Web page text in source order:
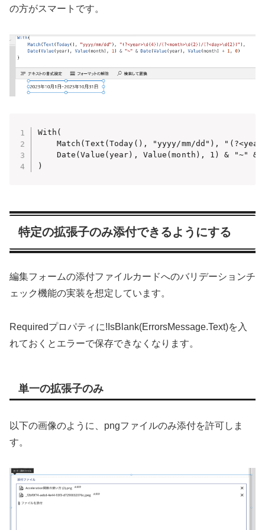
の方がスマートです。
With(
Match(Text(Today(), "yyyy/mm/dd"),
Date(Value(year), Value(month), 1) & "~" &
)
特定の拡張子のみ添付できるようにする
編集フォームの添付ファイルカードへのバリデーションチ
ェック機能の実装を想定しています。
Requiredプロパティに!IsBlank(ErrorsMessage.Text)を入
れておくとエラーで保存できなくなります。
単一の拡張子のみ
以下の画像のように、pngファイルのみ添付を許可しま
す。